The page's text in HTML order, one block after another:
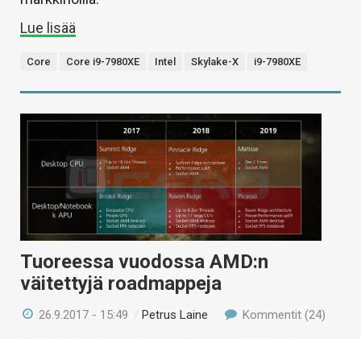
Lue lisää
Core Core i9-7980XE Intel Skylake-X i9-7980XE
Tuoreessa vuodossa AMD:n
väitettyjä roadmappeja
26.9.2017 - 15:49 /Petrus Laine Kommentit (24)